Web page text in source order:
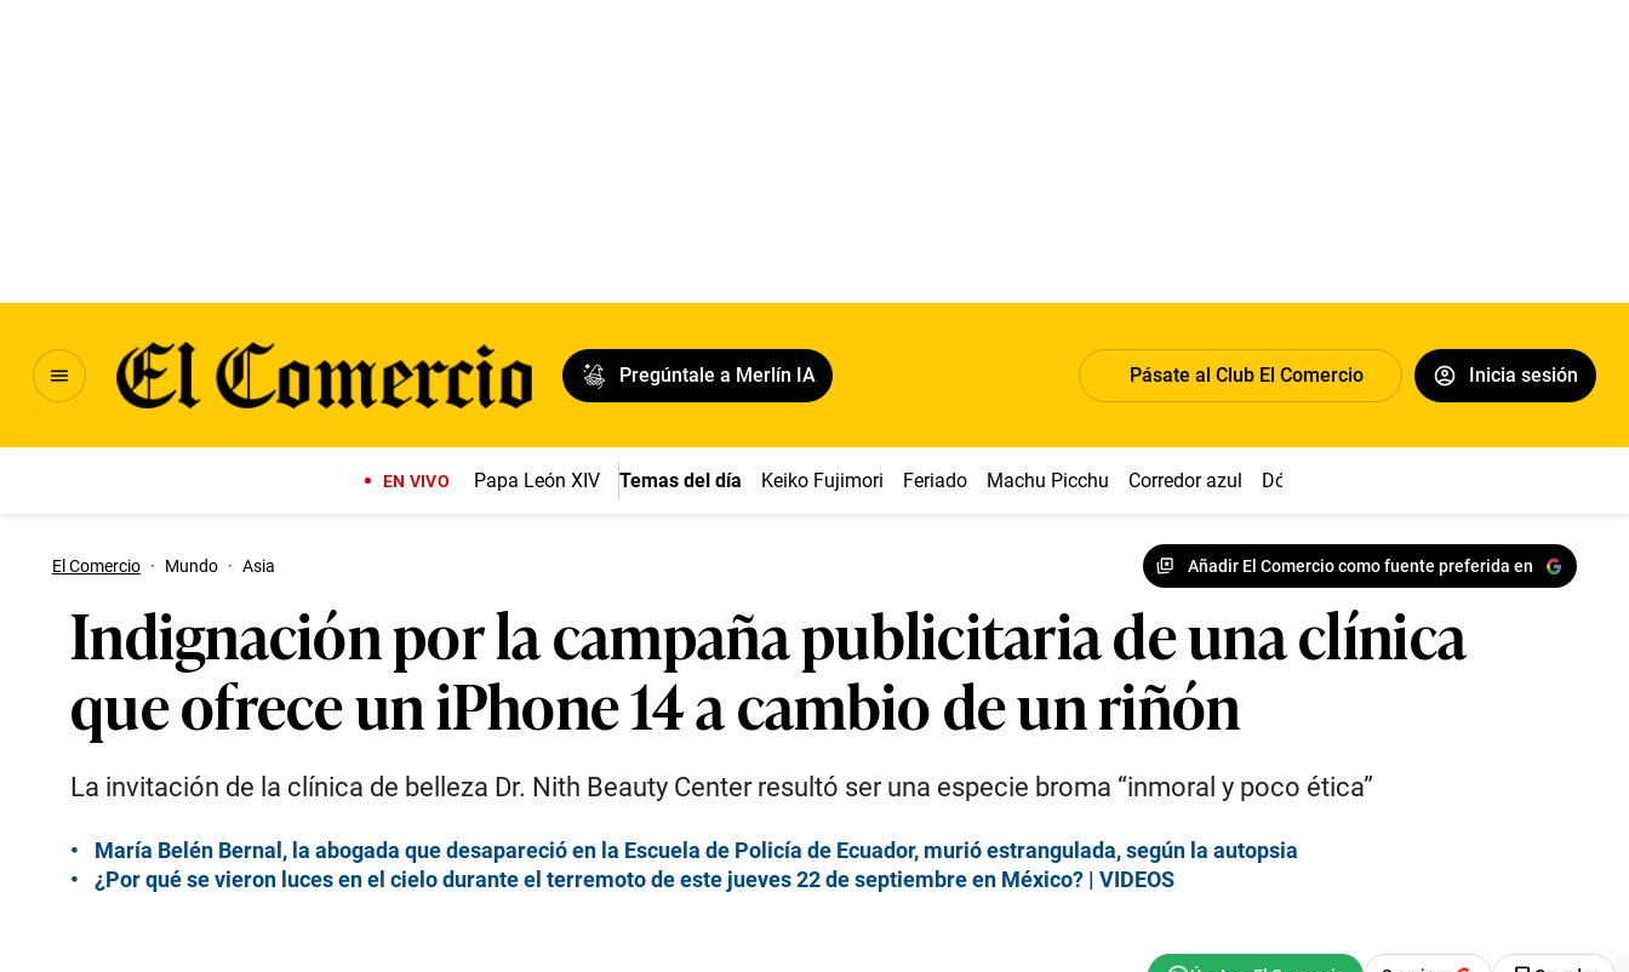
Pregúntale a Merlín IA Pásate al Club El Comercio Inicia sesión
EN VIVO Papa León XIV Temas del día Keiko Fujimori Feriado Machu Picchu Corredor azul Dólar
El Comercio · Mundo · Asia Añadir El Comercio como fuente preferida en
Indignación por la campaña publicitaria de una clínica
que ofrece un iPhone 14 a cambio de un riñón
La invitación de la clínica de belleza Dr. Nith Beauty Center resultó ser una especie broma “inmoral y poco ética”
María Belén Bernal, la abogada que desapareció en la Escuela de Policía de Ecuador, murió estrangulada, según la autopsia
¿Por qué se vieron luces en el cielo durante el terremoto de este jueves 22 de septiembre en México? | VIDEOS